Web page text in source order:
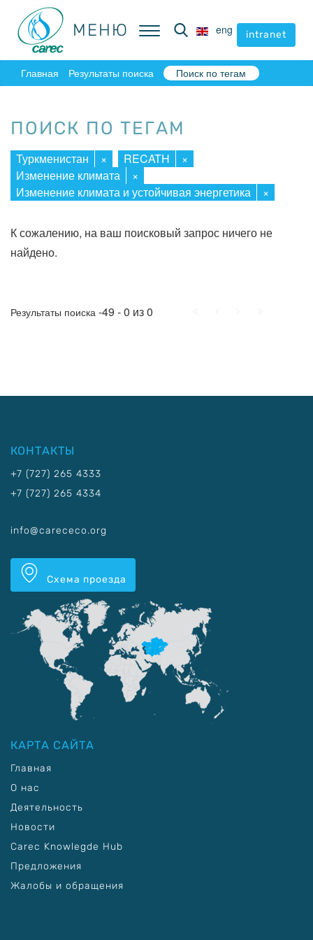
МЕНЮ eng intranet
МЕНЮ eng intranet
Главная Результаты поиска Поиск по тегам
ПОИСК ПО ТЕГАМ
Туркменистан × RECATH
×
Изменение климата
×
Изменение климата и устойчивая энергетика
×
К сожалению, на ваш поисковый запрос ничего не
найдено.
Результаты поиска -49 - 0 из 0
КОНТАКТЫ
+7 (727) 265 4333
+7 (727) 265 4334
info@carececo.org
Схема проезда
КАРТА САЙТА
Главная
О нас
Деятельность
Новости
Carec Knowlegde Hub
Предложения
Жалобы и обращения